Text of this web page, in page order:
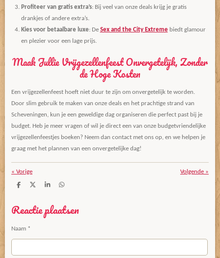
Profiteer van gratis extra’s: Bij veel van onze deals krijg je gratis
drankjes of andere extra’s.
Kies voor betaalbare luxe: De Sex and the City Extreme biedt glamour
en plezier voor een lage prijs.
Maak Jullie Vrijgezellenfeest Onvergetelijk, Zonder
de Hoge Kosten
Een vrijgezellenfeest hoeft niet duur te zijn om onvergetelijk te worden.
Door slim gebruik te maken van onze deals en het prachtige strand van
Scheveningen, kun je een geweldige dag organiseren die perfect past bij je
budget. Heb je meer vragen of wil je direct een van onze budgetvriendelijke
vrijgezellenfeestjes boeken? Neem dan contact met ons op, en we helpen je
graag met het plannen van een onvergetelijke dag!
« Vorige Volgende »
D
e
n
D
l
S
e
D
n
Reactie plaatsen
Naam *